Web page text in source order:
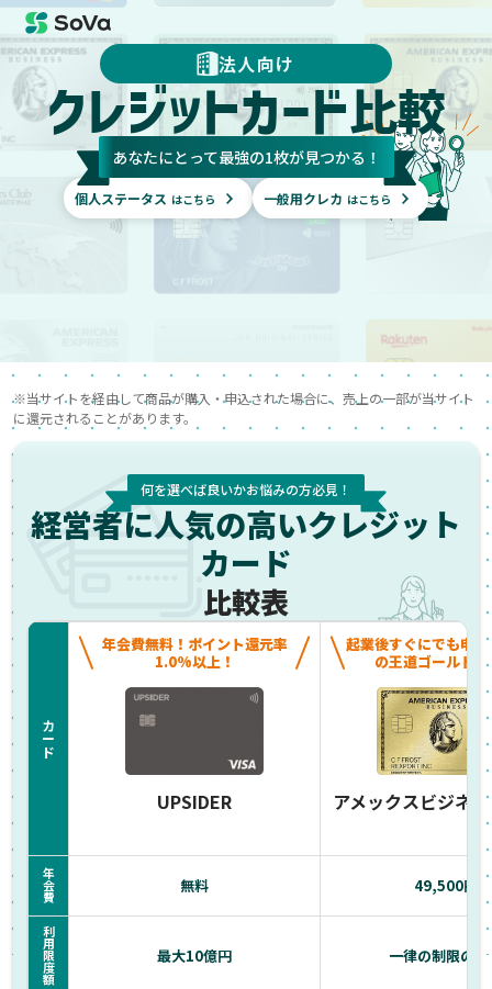
法人向け
クレジットカード 比較
あなたにとって最強の1枚が見つかる！
個人ステータス はこちら 一般用クレカ はこちら
※当サイトを経由して商品が購入・申込された場合に、売上の一部が当サイト
に還元されることがあります。
何を選べば良いかお悩みの方必見！
経営者に人気の高いクレジット
カード
比較表
カ
ー
ド
年会費無料！ポイント還元率
1.0%以上！
UPSIDER
起業後すぐにでも申
の王道ゴールド
アメックスビジネ
年
会
費
無料 49,500円
利
用
限
度
額
最大10億円 一律の制限の